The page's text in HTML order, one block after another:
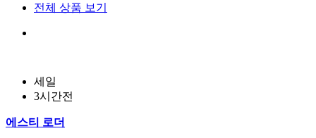
전체 상품 보기
세일
3시간전
에스티 로더